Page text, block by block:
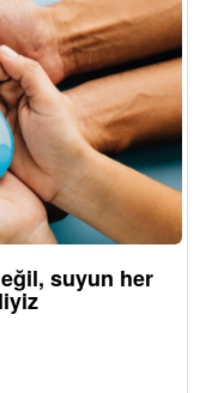
suyun her